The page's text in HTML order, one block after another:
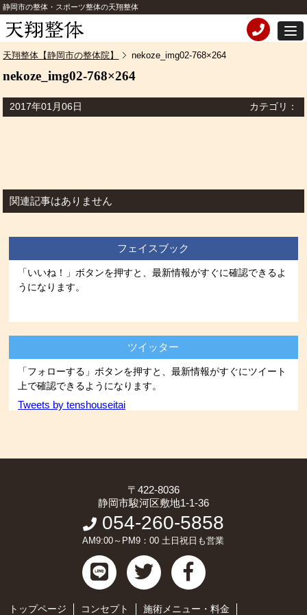
静岡市の整体・スポーツ整体の天翔整体
天翔整体【静岡市の整体院】 nekoze_img02-768×264
nekoze_img02-768×264
2017年01月06日 カテゴリ：
関連記事はありません
フェイスブック
「いいね！」ボタンを押すと、最新情報がすぐに確認できるよ
うになります。
ツイッター
「フォローする」ボタンを押すと、最新情報がすぐにツイート
上で確認できるようになります。
Tweets by tenshouseitai
〒422-8036
静岡市駿河区敷地1-1-36
054-260-5858
AM9:00～PM9：00 土日祝日も営業
トップページ コンセプト 施術メニュー・料金